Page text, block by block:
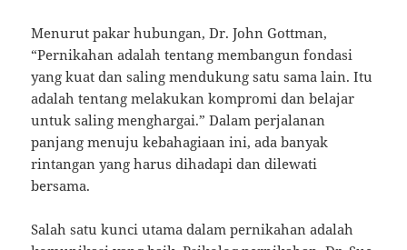
Menurut pakar hubungan, Dr. John Gottman,
“Pernikahan adalah tentang membangun fondasi
yang kuat dan saling mendukung satu sama lain. Itu
adalah tentang melakukan kompromi dan belajar
untuk saling menghargai.” Dalam perjalanan
panjang menuju kebahagiaan ini, ada banyak
rintangan yang harus dihadapi dan dilewati
bersama.
Salah satu kunci utama dalam pernikahan adalah